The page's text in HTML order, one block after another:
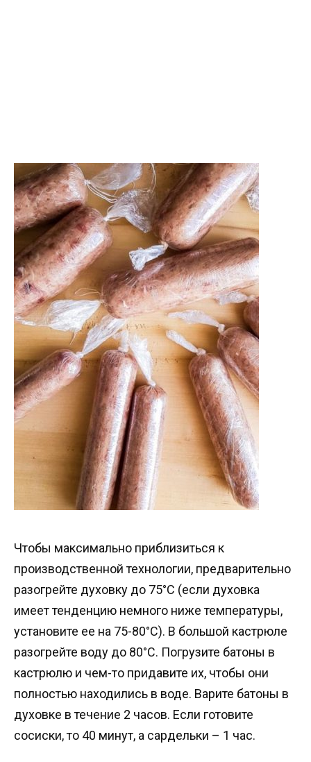
Чтобы максимально приблизиться к
производственной технологии, предварительно
разогрейте духовку до 75°C (если духовка
имеет тенденцию немного ниже температуры,
установите ее на 75-80°C). В большой кастрюле
разогрейте воду до 80°C. Погрузите батоны в
кастрюлю и чем-то придавите их, чтобы они
полностью находились в воде. Варите батоны в
духовке в течение 2 часов. Если готовите
сосиски, то 40 минут, а сардельки – 1 час.